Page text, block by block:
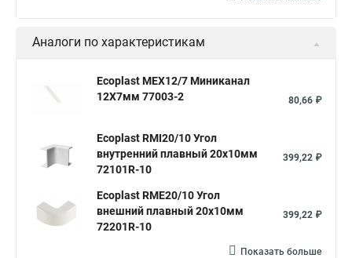
Аналоги по характеристикам
Ecoplast MEX12/7 Миниканал
12Х7мм 77003-2
80,66 ₽
Ecoplast RMI20/10 Угол
внутренний плавный 20х10мм
72101R-10
399,22 ₽
Ecoplast RME20/10 Угол
внешний плавный 20х10мм
72201R-10
399,22 ₽
Показать больше